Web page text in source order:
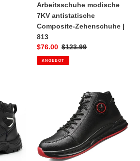
Arbeitsschuhe modische
7KV antistatische
Composite-Zehenschuhe |
813
Sonderpreis
$76.00 Normaler
Preis
$123.99
ANGEBOT
Unzerstörbare
Sicherheitsschuhe
RF151